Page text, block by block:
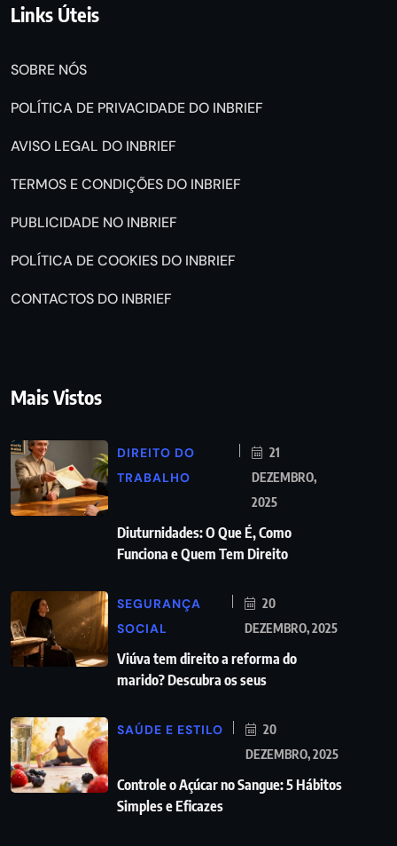
Links Úteis
SOBRE NÓS
POLÍTICA DE PRIVACIDADE DO INBRIEF
AVISO LEGAL DO INBRIEF
TERMOS E CONDIÇÕES DO INBRIEF
PUBLICIDADE NO INBRIEF
POLÍTICA DE COOKIES DO INBRIEF
CONTACTOS DO INBRIEF
Mais Vistos
DIREITO DO
TRABALHO
21
DEZEMBRO,
2025
Diuturnidades: O Que É, Como
Funciona e Quem Tem Direito
SEGURANÇA
SOCIAL
20
DEZEMBRO, 2025
Viúva tem direito a reforma do
marido? Descubra os seus
SAÚDE E ESTILO
20
DEZEMBRO, 2025
Controle o Açúcar no Sangue: 5 Hábitos
Simples e Eficazes